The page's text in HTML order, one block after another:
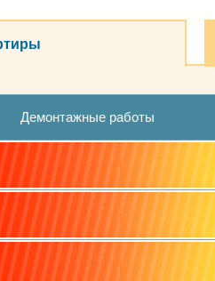
Демонтажные работы